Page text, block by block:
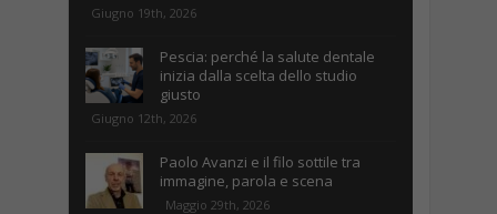
Giugno 19th, 2026
Pescia: perché la salute dentale
inizia dalla scelta dello studio
giusto
Giugno 12th, 2026
Paolo Avanzi e il filo sottile tra
immagine, parola e scena
Maggio 29th, 2026